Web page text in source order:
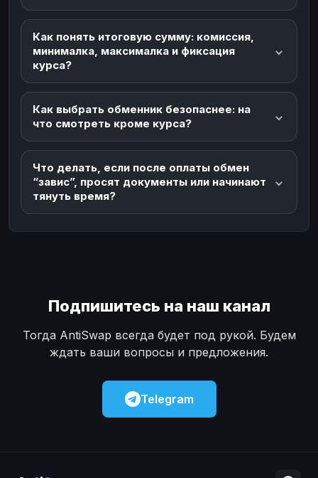
Как понять итоговую сумму: комиссия,
минималка, максималка и фиксация
курса?
Как выбрать обменник безопаснее: на
что смотреть кроме курса?
Что делать, если после оплаты обмен
“завис”, просят документы или начинают
тянуть время?
Подпишитесь на наш канал
Тогда AntiSwap всегда будет под рукой. Будем
ждать ваши вопросы и предложения.
Telegram